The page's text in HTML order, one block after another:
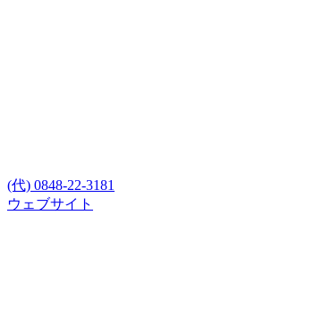
(代) 0848-22-3181
ウェブサイト